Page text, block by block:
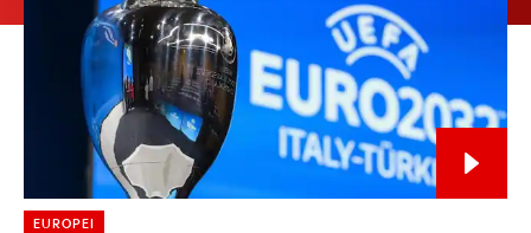
EUROPEI